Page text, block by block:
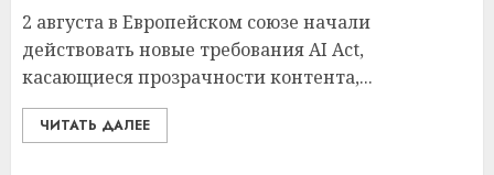
2 августа в Европейском союзе начали
действовать новые требования AI Act,
касающиеся прозрачности контента,...
ЧИТАТЬ ДАЛЕЕ